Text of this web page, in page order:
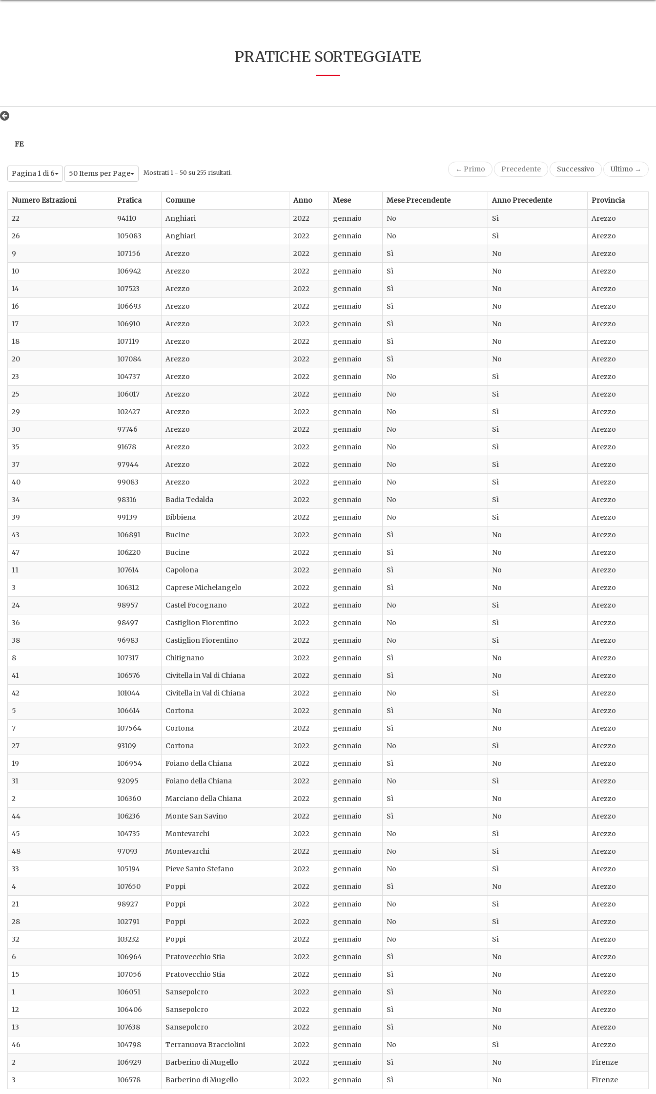
PRATICHE SORTEGGIATE
FE
Pagina 1 di 6 50 Items per Page Mostrati 1 - 50 su 255 risultati. ← Primo Precedente Successivo Ultimo →
Numero Estrazioni Pratica Comune Anno Mese Mese Precendente Anno Precedente Provincia
22 94110 Anghiari 2022 gennaio No Sì
Arezzo
26
105083 Anghiari 2022 gennaio No Sì
Arezzo
9
107156 Arezzo 2022 gennaio Sì No
Arezzo
10
106942 Arezzo 2022 gennaio Sì No
Arezzo
14
107523 Arezzo 2022 gennaio Sì No
Arezzo
16
106693 Arezzo 2022 gennaio Sì No
Arezzo
17
106910 Arezzo 2022 gennaio Sì No
Arezzo
18
107119 Arezzo 2022 gennaio Sì No
Arezzo
20
107084 Arezzo 2022 gennaio Sì No
Arezzo
23
104737 Arezzo 2022 gennaio No Sì
Arezzo
25
106017 Arezzo 2022 gennaio No Sì
Arezzo
29
102427 Arezzo 2022 gennaio No Sì
Arezzo
30
97746 Arezzo 2022 gennaio No Sì
Arezzo
35
91678 Arezzo 2022 gennaio No Sì
Arezzo
37
97944 Arezzo 2022 gennaio No Sì
Arezzo
40
99083 Arezzo 2022 gennaio No Sì
Arezzo
34
98316 Badia Tedalda 2022 gennaio No Sì
Arezzo
39
99139 Bibbiena 2022 gennaio No Sì
Arezzo
43
106891 Bucine 2022 gennaio Sì No
Arezzo
47
106220 Bucine 2022 gennaio Sì No
Arezzo
11
107614 Capolona 2022 gennaio Sì No
Arezzo
3
106312 Caprese Michelangelo 2022 gennaio Sì No
Arezzo
24
98957 Castel Focognano 2022 gennaio No Sì
Arezzo
36
98497 Castiglion Fiorentino 2022 gennaio No Sì
Arezzo
38
96983 Castiglion Fiorentino 2022 gennaio No Sì
Arezzo
8
107317 Chitignano 2022 gennaio Sì No
Arezzo
41
106576 Civitella in Val di Chiana 2022 gennaio Sì No
Arezzo
42
101044 Civitella in Val di Chiana 2022 gennaio No Sì
Arezzo
5
106614 Cortona 2022 gennaio Sì No
Arezzo
7
107564 Cortona 2022 gennaio Sì No
Arezzo
27
93109 Cortona 2022 gennaio No Sì
Arezzo
19
106954 Foiano della Chiana 2022 gennaio Sì No
Arezzo
31
92095 Foiano della Chiana 2022 gennaio No Sì
Arezzo
2
106360 Marciano della Chiana 2022 gennaio Sì No
Arezzo
44
106236 Monte San Savino 2022 gennaio Sì No
Arezzo
45
104735 Montevarchi 2022 gennaio No Sì
Arezzo
48
97093 Montevarchi 2022 gennaio No Sì
Arezzo
33
105194 Pieve Santo Stefano 2022 gennaio No Sì
Arezzo
4
107650 Poppi 2022 gennaio Sì No
Arezzo
21
98927 Poppi 2022 gennaio No Sì
Arezzo
28
102791 Poppi 2022 gennaio No Sì
Arezzo
32
103232 Poppi 2022 gennaio No Sì
Arezzo
6
106964 Pratovecchio Stia 2022 gennaio Sì No
Arezzo
15
107056 Pratovecchio Stia 2022 gennaio Sì No
Arezzo
1
106051 Sansepolcro 2022 gennaio Sì No
Arezzo
12
106406 Sansepolcro 2022 gennaio Sì No
Arezzo
13
107638 Sansepolcro 2022 gennaio Sì No
Arezzo
46
104798 Terranuova Bracciolini 2022 gennaio No Sì
Arezzo
2
106929 Barberino di Mugello 2022 gennaio Sì No
Firenze
3
106578 Barberino di Mugello 2022 gennaio Sì No Firenze